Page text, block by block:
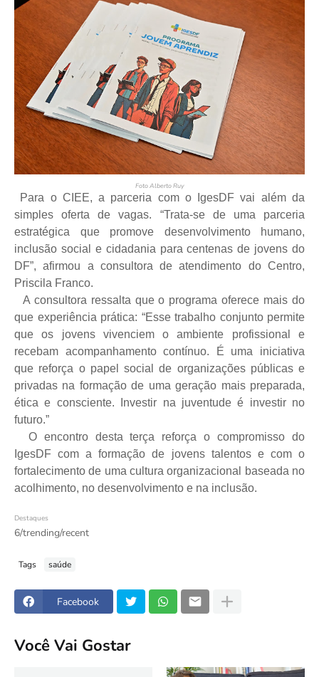
Foto Alberto Ruy
Para o CIEE, a parceria com o IgesDF vai além da
simples oferta de vagas. “Trata-se de uma parceria
estratégica que promove desenvolvimento humano,
inclusão social e cidadania para centenas de jovens do
DF”, afirmou a consultora de atendimento do Centro,
Priscila Franco.
A consultora ressalta que o programa oferece mais do
que experiência prática: “Esse trabalho conjunto permite
que os jovens vivenciem o ambiente profissional e
recebam acompanhamento contínuo. É uma iniciativa
que reforça o papel social de organizações públicas e
privadas na formação de uma geração mais preparada,
ética e consciente. Investir na juventude é investir no
futuro.”
O encontro desta terça reforça o compromisso do
IgesDF com a formação de jovens talentos e com o
fortalecimento de uma cultura organizacional baseada no
acolhimento, no desenvolvimento e na inclusão.
Destaques
6/trending/recent
Tags saúde
Facebook
Você Vai Gostar